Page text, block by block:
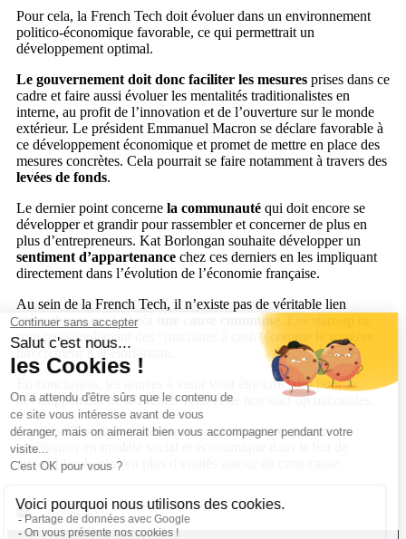
Pour cela, la French Tech doit évoluer dans un environnement
politico-économique favorable, ce qui permettrait un
développement optimal.
Le gouvernement doit donc faciliter les mesures prises dans ce
cadre et faire aussi évoluer les mentalités traditionalistes en
interne, au profit de l’innovation et de l’ouverture sur le monde
extérieur. Le président Emmanuel Macron se déclare favorable à
ce développement économique et promet de mettre en place des
mesures concrètes. Cela pourrait se faire notamment à travers des
levées de fonds.
Le dernier point concerne la communauté qui doit encore se
développer et grandir pour rassembler et concerner de plus en
plus d’entrepreneurs. Kat Borlongan souhaite développer un
sentiment d’appartenance chez ces derniers en les impliquant
directement dans l’évolution de l’économie française.
Au sein de la French Tech, il n’existe pas de véritable lien
hiérarchique mais plutôt
une cause commune
sont pas simplement des “machines à cash”, comme le suggère
directement Kat Borlongan.
En conclusion, les années à venir vont être cruciales pour le
développement de la French Tech et de nos start-up nationales.
Axialys s’inscrit dans cet esprit communautaire, pour se
positionner en modèle social et économique dans le but de
rassembler de plus en plus d’entités autour de cette cause.
Actualités